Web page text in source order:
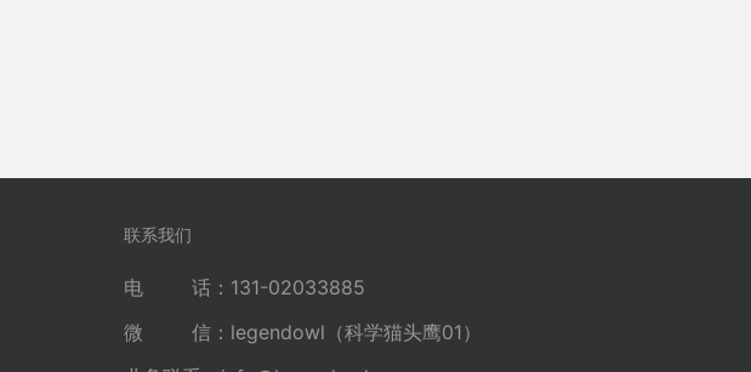
联系我们
电 话：131-02033885
微 信：legendowl（科学猫头鹰01）